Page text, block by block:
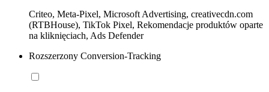
Criteo, Meta-Pixel, Microsoft Advertising, creativecdn.com
(RTBHouse), TikTok Pixel, Rekomendacje produktów oparte
na kliknięciach, Ads Defender
Rozszerzony Conversion-Tracking